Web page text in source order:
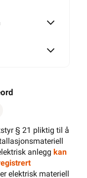
§ 21 pliktig til å
anlegg kan
elektrisk materiell